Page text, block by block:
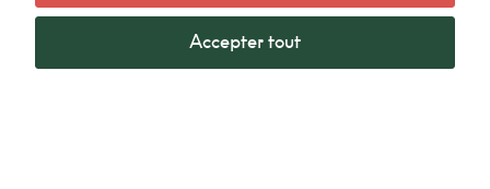
Accepter tout
et la
site Web, en
fonction de la